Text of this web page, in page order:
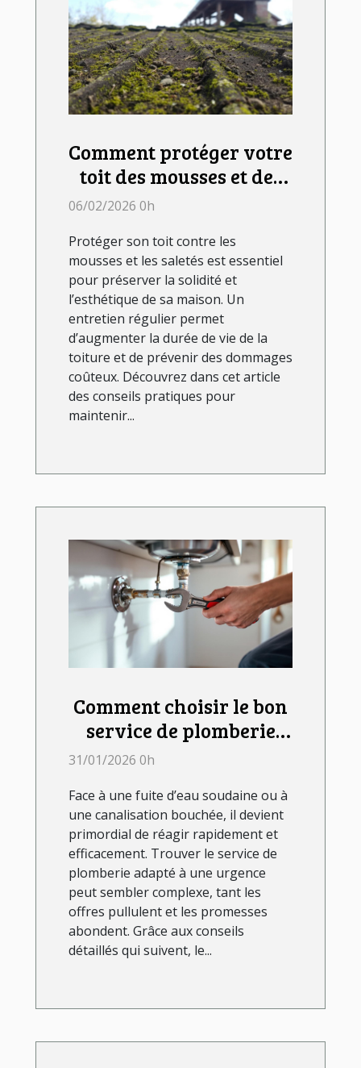
Comment protéger votre
toit des mousses et des
saletés ?
06/02/2026 0h
Protéger son toit contre les
mousses et les saletés est essentiel
pour préserver la solidité et
l’esthétique de sa maison. Un
entretien régulier permet
d’augmenter la durée de vie de la
toiture et de prévenir des dommages
coûteux. Découvrez dans cet article
des conseils pratiques pour
maintenir...
Comment choisir le bon
service de plomberie
pour vos urgences ?
31/01/2026 0h
Face à une fuite d’eau soudaine ou à
une canalisation bouchée, il devient
primordial de réagir rapidement et
efficacement. Trouver le service de
plomberie adapté à une urgence
peut sembler complexe, tant les
offres pullulent et les promesses
abondent. Grâce aux conseils
détaillés qui suivent, le...